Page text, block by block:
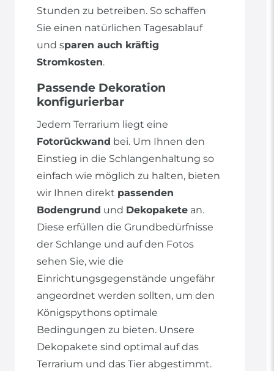
Stunden zu betreiben. So schaffen
Sie einen natürlichen Tagesablauf
und sparen auch kräftig
Stromkosten.
Passende Dekoration
konfigurierbar
Jedem Terrarium liegt eine
Fotorückwand bei. Um Ihnen den
Einstieg in die Schlangenhaltung so
einfach wie möglich zu halten, bieten
wir Ihnen direkt passenden
Bodengrund und Dekopakete an.
Diese erfüllen die Grundbedürfnisse
der Schlange und auf den Fotos
sehen Sie, wie die
Einrichtungsgegenstände ungefähr
angeordnet werden sollten, um den
Königspythons optimale
Bedingungen zu bieten. Unsere
Dekopakete sind optimal auf das
Terrarium und das Tier abgestimmt.